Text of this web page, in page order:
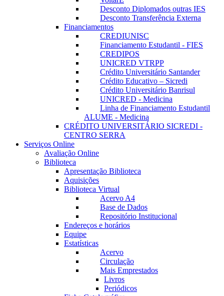
Desconto Diplomados outras IES
Desconto Transferência Externa
Financiamentos
CREDIUNISC
Financiamento Estudantil - FIES
CREDIPOS
UNICRED VTRPP
Crédito Universitário Santander
Crédito Educativo – Sicredi
Crédito Universitário Banrisul
UNICRED - Medicina
Linha de Financiamento Estudantil
ALUME - Medicina
CRÉDITO UNIVERSITÁRIO SICREDI -
CENTRO SERRA
Serviços Online
Avaliação Online
Biblioteca
Apresentação Biblioteca
Aquisições
Biblioteca Virtual
Acervo A4
Base de Dados
Repositório Institucional
Endereços e horários
Equipe
Estatísticas
Acervo
Circulação
Mais Emprestados
Livros
Periódicos